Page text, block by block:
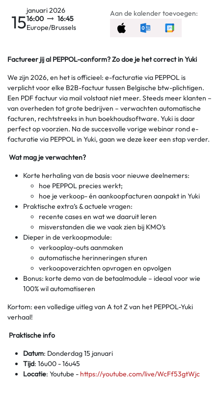
15
januari 2026
16:00
16:45
Europe/Brussels
Aan de kalender toevoegen:
Factureer jij al PEPPOL-conform? Zo doe je het correct in Yuki
We zijn 2026, en het is officieel: e-facturatie via PEPPOL is
verplicht voor elke B2B-factuur tussen Belgische btw-plichtigen.
Een PDF factuur via mail volstaat niet meer. Steeds meer klanten –
van overheden tot grote bedrijven – verwachten automatische
facturen, rechtstreeks in hun boekhoudsoftware. Yuki is daar
perfect op voorzien. Na de succesvolle vorige webinar rond e-
facturatie via PEPPOL in Yuki, gaan we deze keer een stap verder.
Wat mag je verwachten?
Korte herhaling van de basis voor nieuwe deelnemers:
hoe PEPPOL precies werkt;
hoe je verkoop- én aankoopfacturen aanpakt in Yuki
Praktische extra’s & actuele vragen:
recente cases en wat we daaruit leren
misverstanden die we vaak zien bij KMO’s
Dieper in de verkoopmodule:
verkooplay-outs aanmaken
automatische herinneringen sturen
verkoopoverzichten opvragen en opvolgen
Bonus: korte demo van de betaalmodule – ideaal voor wie
100% wil automatiseren
Kortom: een volledige uitleg van A tot Z van het PEPPOL-Yuki
verhaal!
Praktische info
Datum: Donderdag 15 januari
Tijd: 16u00 - 16u45
Locatie: Youtube - https://youtube.com/live/WcFf53gtWjc